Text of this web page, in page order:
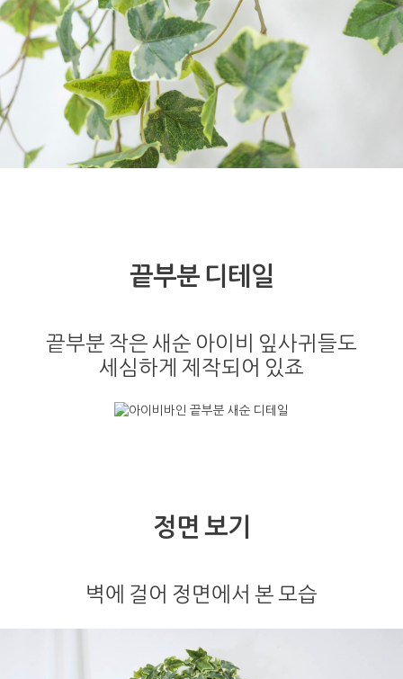
끝부분 디테일
끝부분 작은 새순 아이비 잎사귀들도
세심하게 제작되어 있죠
정면 보기
벽에 걸어 정면에서 본 모습